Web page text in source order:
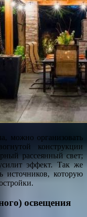
можно организовать
конструкции
рассеянный свет;
усилит эффект. Так же
источников, которую
освещения